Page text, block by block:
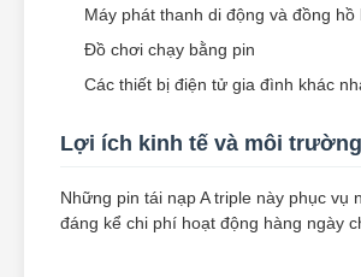
Máy phát thanh di động và đồng hồ
Đồ chơi chạy bằng pin
Các thiết bị điện tử gia đình khác
Lợi ích kinh tế và môi trường
Những pin tái nạp A triple này phục
đáng kể chi phí hoạt động hàng ngày